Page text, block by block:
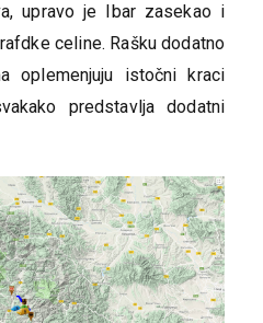
upravo je Ibar zasekao i
celine. Rašku dodatno
oplemenjuju istočni kraci
predstavlja dodatni